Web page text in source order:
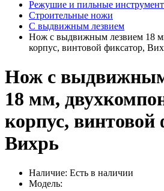
Режушие и пильные
Строительные ножи
С выдвижным лезвием
Нож с выдвижным лезвием 18
корпус, винтовой фиксатор,
Нож с
18 мм,
корпус, винтовой
Вихрь
Наличие: Есть в наличии
Модель: